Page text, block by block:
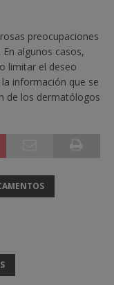
preocupaciones
algunos casos,
limitar el deseo
información que se
de los dermatólogos